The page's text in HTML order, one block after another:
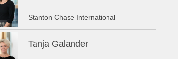
Stanton Chase International
Tanja Galander